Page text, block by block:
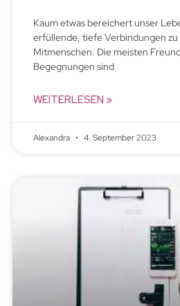
Kaum etwas bereichert unser
erfüllende, tiefe Verbindungen zu
Mitmenschen. Die meisten
Begegnungen sind
WEITERLESEN »
Alexandra 4. September 2023